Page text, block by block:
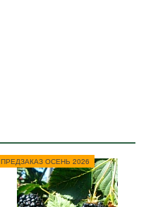
ПРЕДЗАКАЗ ОСЕНЬ 2026